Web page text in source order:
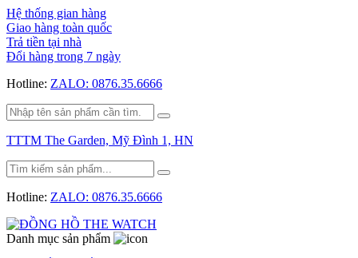
Hệ thống gian hàng
Giao hàng toàn quốc
Trả tiền tại nhà
Đổi hàng trong 7 ngày
Hotline: ZALO: 0876.35.6666
TTTM The Garden, Mỹ Đình 1, HN
Hotline: ZALO: 0876.35.6666
Danh mục sản phẩm